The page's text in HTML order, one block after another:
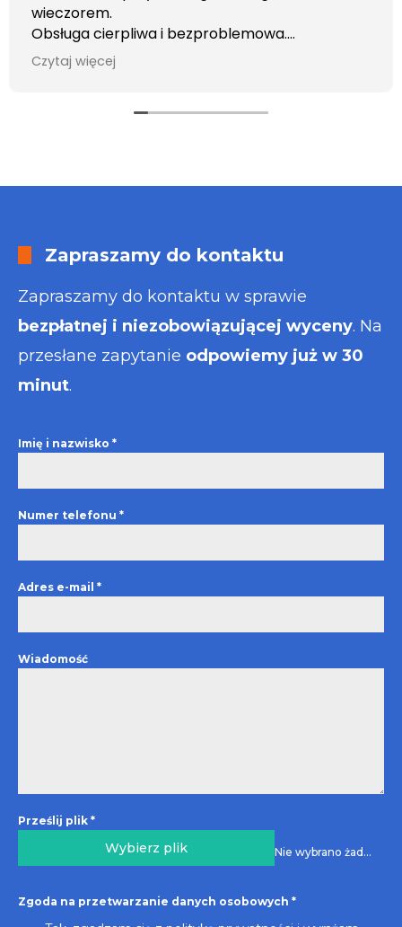
wieczorem.
Obsługa cierpliwa i bezproblemowa.
Otrzymałem wszelkie informacje i porady jaka
usługa będzie dla mnie najlepsza. Faktura także
Czytaj więcej
Zapraszamy do kontaktu
Zapraszamy do kontaktu w sprawie
bezpłatnej i niezobowiązującej wyceny. Na
przesłane zapytanie odpowiemy już w 30
minut.
Imię i nazwisko *
Numer telefonu *
Adres e-mail *
Wiadomość
Prześlij plik *
Wybierz plik Nie wybrano żadnego pliku
Zgoda na przetwarzanie danych osobowych *